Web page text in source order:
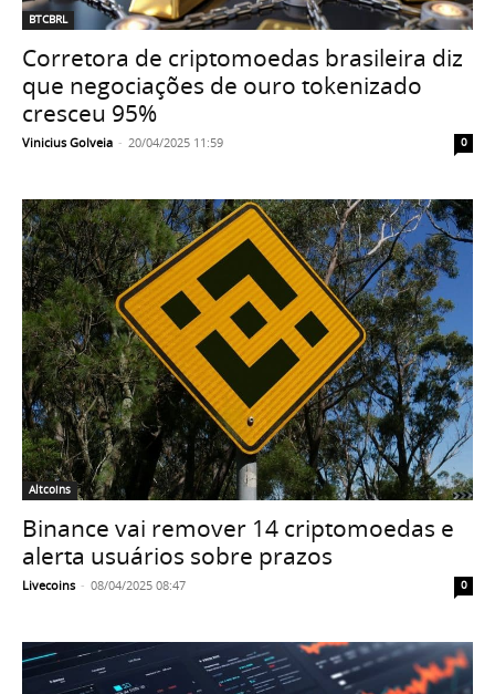
BTCBRL
Corretora de criptomoedas brasileira diz
que negociações de ouro tokenizado
cresceu 95%
Vinicius Golveia - 20/04/2025 11:59 0
Altcoins
Binance vai remover 14 criptomoedas e
alerta usuários sobre prazos
Livecoins - 08/04/2025 08:47 0